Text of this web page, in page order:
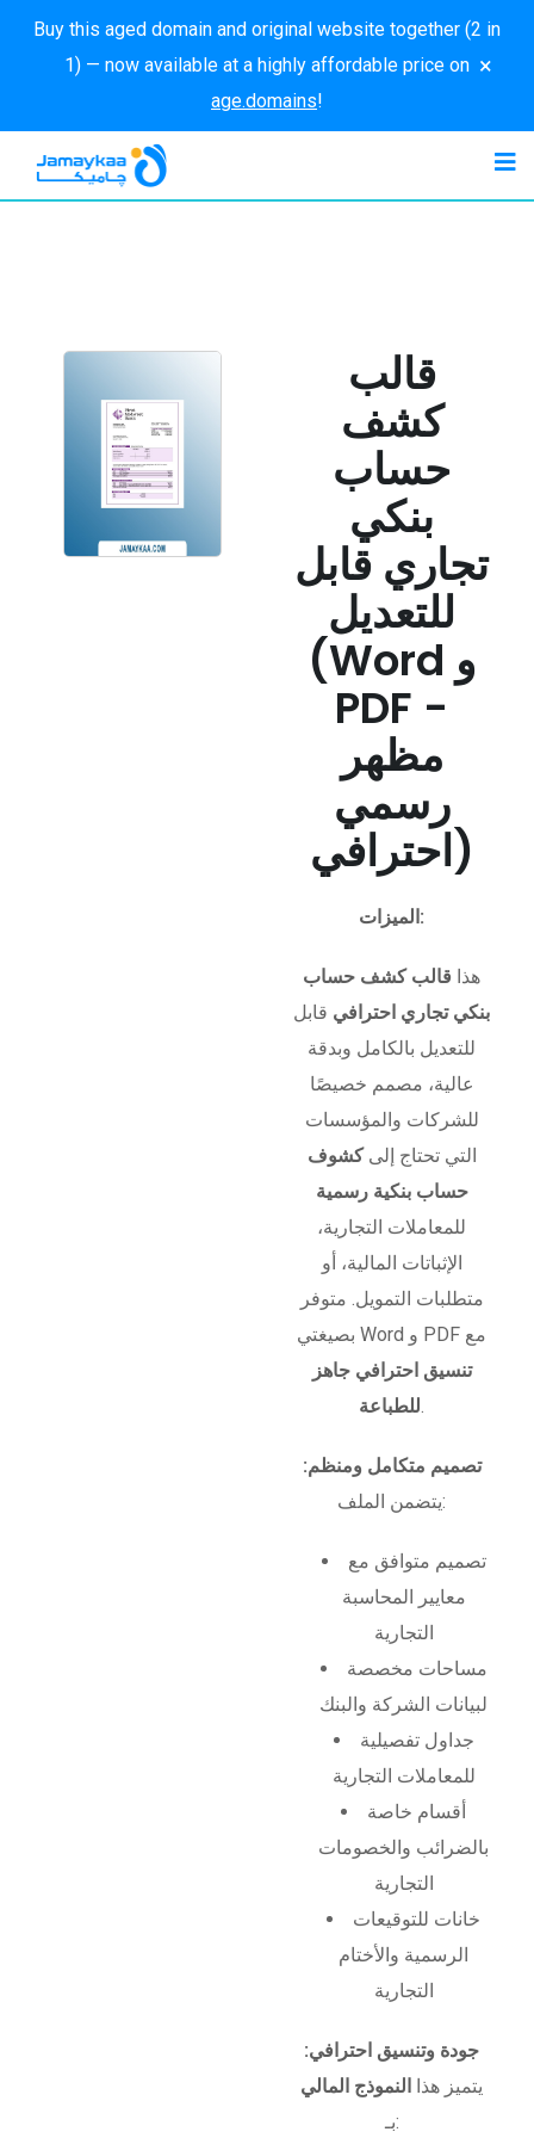
Buy this aged domain and original website together (2 in
1) — now available at a highly affordable price on
age.domains!
×
قالب
كشف
حساب
بنكي
تجاري قابل
للتعديل
(Word و
PDF -
مظهر
رسمي
احترافي)
الميزات:
هذا قالب كشف حساب
بنكي تجاري احترافي قابل
للتعديل بالكامل وبدقة
عالية، مصمم خصيصًا
للشركات والمؤسسات
التي تحتاج إلىكشوف
حساب بنكية رسمية
للمعاملات التجارية،
الإثباتات المالية، أو
متطلبات التمويل. متوفر
بصيغتي Word و PDF مع
تنسيق احترافي جاهز
للطباعة.
تصميم متكامل ومنظم:
يتضمن الملف:
تصميم متوافق مع
معايير المحاسبة
التجارية
مساحات مخصصة
لبيانات الشركة والبنك
جداول تفصيلية
للمعاملات التجارية
أقسام خاصة
بالضرائب والخصومات
التجارية
خانات للتوقيعات
الرسمية والأختام
التجارية
جودة وتنسيق احترافي:
يتميز هذا
النموذج المالي
بـ: